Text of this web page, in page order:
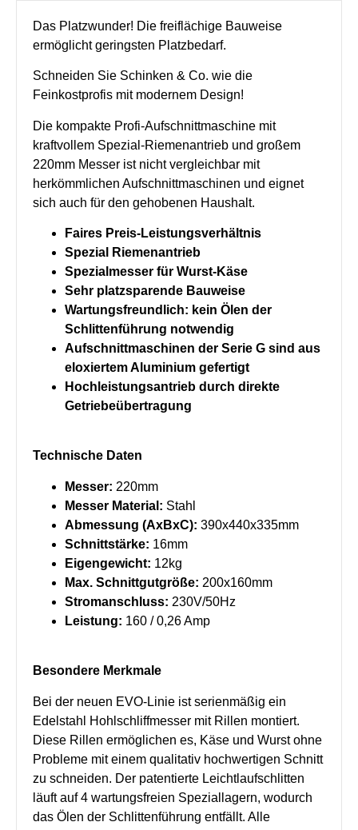
Das Platzwunder! Die freiflächige Bauweise
ermöglicht geringsten Platzbedarf.
Schneiden Sie Schinken & Co. wie die
Feinkostprofis mit modernem Design!
Die kompakte Profi-Aufschnittmaschine mit
kraftvollem Spezial-Riemenantrieb und großem
220mm Messer ist nicht vergleichbar mit
herkömmlichen Aufschnittmaschinen und eignet
sich auch für den gehobenen Haushalt.
Faires Preis-Leistungsverhältnis
Spezial Riemenantrieb
Spezialmesser für Wurst-Käse
Sehr platzsparende Bauweise
Wartungsfreundlich: kein Ölen der
Schlittenführung notwendig
Aufschnittmaschinen der Serie G sind aus
eloxiertem Aluminium gefertigt
Hochleistungsantrieb durch direkte
Getriebeübertragung
Technische Daten
Messer: 220mm
Messer Material: Stahl
Abmessung (AxBxC): 390x440x335mm
Schnittstärke: 16mm
Eigengewicht: 12kg
Max. Schnittgutgröße: 200x160mm
Stromanschluss: 230V/50Hz
Leistung: 160 / 0,26 Amp
Besondere Merkmale
Bei der neuen EVO-Linie ist serienmäßig ein
Edelstahl Hohlschliffmesser mit Rillen montiert.
Diese Rillen ermöglichen es, Käse und Wurst ohne
Probleme mit einem qualitativ hochwertigen Schnitt
zu schneiden. Der patentierte Leichtlaufschlitten
läuft auf 4 wartungsfreien Speziallagern, wodurch
das Ölen der Schlittenführung entfällt. Alle